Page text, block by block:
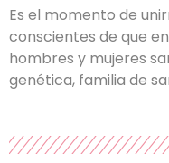
Es el momento de
conscientes de que
hombres y mujeres
genética, familia de